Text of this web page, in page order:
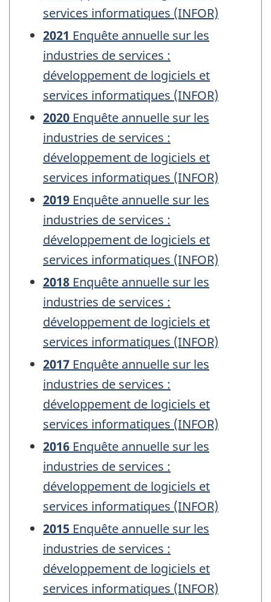
services informatiques (INFOR)
2021 Enquête annuelle sur les
industries de services :
développement de logiciels et
services informatiques (INFOR)
2020 Enquête annuelle sur les
industries de services :
développement de logiciels et
services informatiques (INFOR)
2019 Enquête annuelle sur les
industries de services :
développement de logiciels et
services informatiques (INFOR)
2018 Enquête annuelle sur les
industries de services :
développement de logiciels et
services informatiques (INFOR)
2017 Enquête annuelle sur les
industries de services :
développement de logiciels et
services informatiques (INFOR)
2016 Enquête annuelle sur les
industries de services :
développement de logiciels et
services informatiques (INFOR)
2015 Enquête annuelle sur les
industries de services :
développement de logiciels et
services informatiques (INFOR)